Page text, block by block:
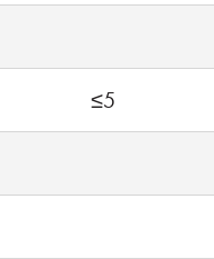
≤5